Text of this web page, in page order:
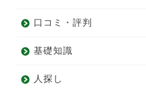
口コミ・評判
基礎知識
人探し